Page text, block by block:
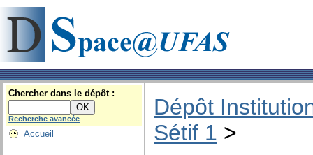
Chercher dans le dépôt :
Recherche avancée
Accueil
Dépôt
Sétif 1 >